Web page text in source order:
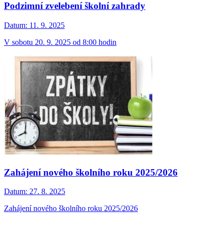
Podzimní zvelebení školní zahrady
Datum: 11. 9. 2025
V sobotu 20. 9. 2025 od 8:00 hodin
Zahájení nového školního roku 2025/2026
Datum: 27. 8. 2025
Zahájení nového školního roku 2025/2026